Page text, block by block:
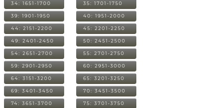
34: 1651-1700 35: 1701-1750
39: 1901-1950 40: 1951-2000
44: 2151-2200 45: 2201-2250
49: 2401-2450 50: 2451-2500
54: 2651-2700 55: 2701-2750
59: 2901-2950 60: 2951-3000
64: 3151-3200 65: 3201-3250
69: 3401-3450 70: 3451-3500
74: 3651-3700 75: 3701-3750